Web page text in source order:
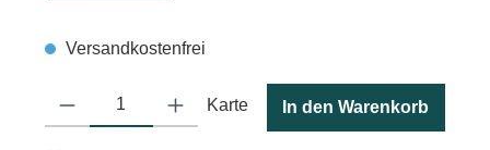
Versandkostenfrei
Produkt Anzahl: Gib den gewünschten Wert ein oder benutze
Karte In den Warenkorb